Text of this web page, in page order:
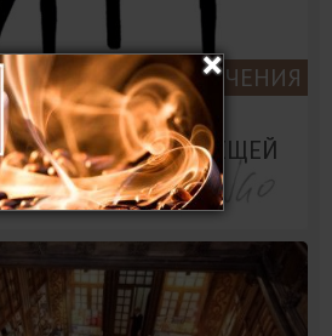
РАЗВЛЕЧЕНИЯ
ПРОСТЫХ ВЕЩЕЙ
КОМИКСОВ